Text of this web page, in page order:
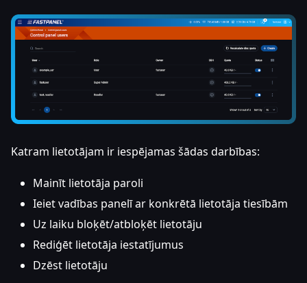
Katram lietotājam ir iespējamas šādas darbības:
Mainīt lietotāja paroli
Ieiet vadības panelī ar konkrētā lietotāja tiesībām
Uz laiku bloķēt/atbloķēt lietotāju
Rediģēt lietotāja iestatījumus
Dzēst lietotāju